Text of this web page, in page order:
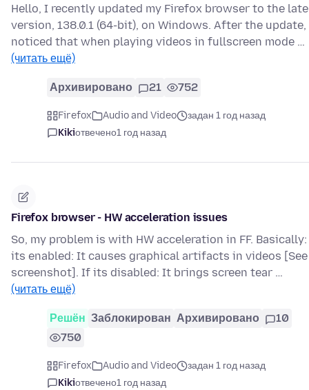
Hello, I recently updated my Firefox browser to the
version, 138.0.1 (64-bit), on Windows. After the update,
noticed that when playing videos in fullscreen mode …
(читать ещё)
Архивировано 21 752
Firefox Audio and Video
задан 1 год назад
Kikiотвечено1 год назад
Firefox browser - HW acceleration issues
So, my problem is with HW acceleration in FF.
its enabled: It causes graphical artifacts in videos [See
screenshot]. If its disabled: It brings screen tear …
(читать ещё)
Решён Заблокирован Архивировано
10
750
Firefox Audio and Video
задан 1 год назад
Kikiотвечено1 год назад